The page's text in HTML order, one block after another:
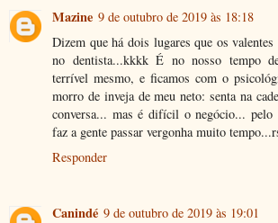
Mazine 9 de outubro de 2019 às 18:18
Dizem que há dois lugares que os
no dentista...kkkk É no nosso tempo
terrível mesmo, e ficamos com o
morro de inveja de meu neto: senta na
conversa... mas é difícil o negócio... pelo
faz a gente passar vergonha muito
Responder
Canindé 9 de outubro de 2019 às 19:01